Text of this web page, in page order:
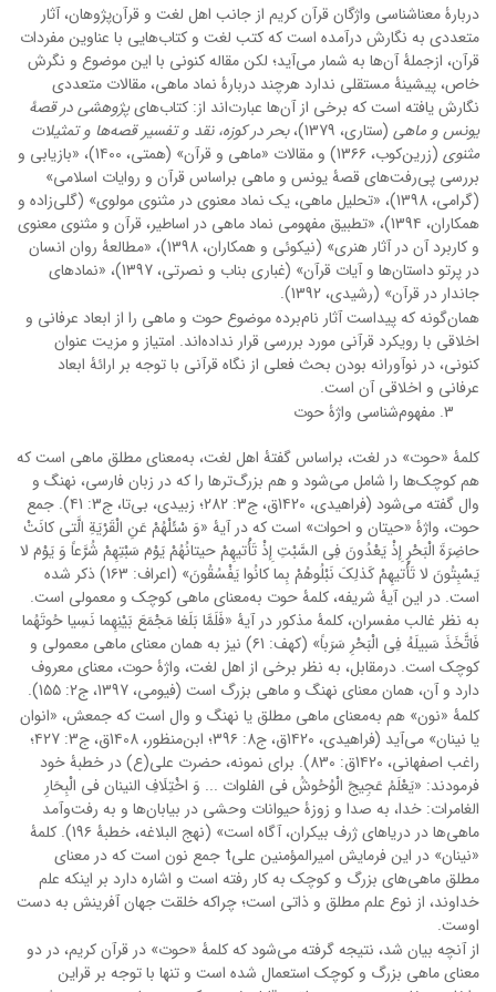
دربارۀ معناشناسی واژگان قرآن کریم از جانب اهل لغت و قرآن‌پژوهان، آثار
متعددی به نگارش درآمده است که کتب لغت و کتاب‌هایی با عناوین مفردات
قرآن، ازجملۀ آن‌ها به شمار می‌آید؛ لکن مقاله کنونی با این موضوع و نگرش
خاص، پیشینۀ مستقلی ندارد هرچند دربارۀ نماد ماهی، مقالات متعددی
نگارش یافته است که برخی از آن‌ها عبارت‌اند از: کتاب‌هایپژوهشی در قصۀ
یونس و ماهی (ستاری، 1379)،
بحر در کوزه، نقد و تفسیر قصه‌ها و تمثیلات
مثنوی
(زرین‌کوب، 13۶۶) و مقالات «ماهی و قرآن» (همتی، 1۴00)، «بازیابی و
بررسی پی‌رفت‌های قصۀ یونس و ماهی براساس قرآن و روایات اسلامی»
(گرامی، 1398)، «تحلیل ماهی، یک نماد معنوی در مثنوی مولوی» (گلی‌زاده و
همکاران، 139۴)، «تطبیق مفهومی نماد ماهی در اساطیر، قرآن و مثنوی معنوی
و کاربرد آن در آثار هنری» (نیکوئی و همکاران، 1398)، «مطالعۀ روان انسان
در پرتو داستان‌ها و آیات قرآن» (غباری بناب و نصرتی، 1397)، «نمادهای
جاندار در قرآن» (رشیدی، 1392).
همان‌گونه که پیداست آثار نام‌برده موضوع حوت و ماهی را از ابعاد عرفانی و
اخلاقی با رویکرد قرآنی مورد بررسی قرار نداده‌اند. امتیاز و مزیت عنوان
کنونی، در نوآورانه بودن بحث فعلی از نگاه قرآنی با توجه بر ارائۀ ابعاد
عرفانی و اخلاقی آن است.
مفهوم‌شناسی واژۀ حوت
کلمۀ «حوت» در لغت، براساس گفتۀ اهل لغت، به‌معنای مطلق ماهی است که
هم کوچک‌ها را شامل می‌شود و هم بزرگ‌ترها را که در زبان فارسی، نهنگ و
وال گفته می‌شود (فراهیدی، 1۴20ق، ج3: 282؛ زبیدی، بی‌تا، ج3: ۴1). جمع
حوت، واژۀ «حیتان و احوات» است که در آیۀ «وَ سْئَلْهُمْ عَنِ الْقَرْیَةِ الَّتی‏ کانَتْ
حاضِرَةَ الْبَحْرِ إِذْ یَعْدُونَ فِی السَّبْتِ إِذْ تَأْتیهِمْ حیتانُهُمْ یَوْمَ سَبْتِهِمْ شُرَّعاً وَ یَوْمَ لا
یَسْبِتُونَ لا تَأْتیهِمْ کَذلِکَ نَبْلُوهُمْ بِما کانُوا یَفْسُقُونَ» (اعراف: 1۶3) ذکر شده
است. در این آیۀ شریفه، کلمۀ حوت به‌معنای ماهی کوچک و معمولی است.
به نظر غالب مفسران، کلمۀ مذکور در آیۀ «فَلَمَّا بَلَغا مَجْمَعَ بَیْنِهِما نَسِیا حُوتَهُما
فَاتَّخَذَ سَبیلَهُ فِی الْبَحْرِ سَرَباً» (کهف: ۶1) نیز به همان معنای ماهی معمولی و
کوچک است. درمقابل، به نظر برخی از اهل لغت، واژۀ حوت، معنای معروف
دارد و آن، همان معنای نهنگ و ماهی بزرگ است (فیومی، 1397، ج2: 1۵۵).
کلمۀ «نون» هم به‌معنای ماهی مطلق یا نهنگ و وال است که جمعش، «انوان
یا نینان» می‌آید (فراهیدی، 1۴20ق، ج8: 39۶؛ ابن‌منظور، 1۴08ق، ج3: ۴27؛
راغب اصفهانی، 1۴20ق: 830). برای نمونه، حضرت علی(ع) در خطبۀ خود
فرمودند: «یَعْلَمُ عَجِیجَ الْوُحُوشُ فى الفلوات ... وَ اخْتِلَافِ النینان فى الْبِحَارِ
الغامرات: خدا، به صدا و زوزۀ حیوانات وحشى در بیابان‌ها و به رفت‌وآمد
ماهی‌ها در دریاهاى ژرف بیکران، آگاه است» (نهج البلاغه، خطبۀ 19۶). کلمۀ
«نینان» در این فرمایش امیرالمؤمنین علیt جمع نون است که در معنای
مطلق ماهی‌های بزرگ و کوچک به کار رفته است و اشاره دارد بر اینکه علم
خداوند، از نوع علم مطلق و ذاتی است؛ چراکه خلقت جهان آفرینش به دست
اوست.
از آنچه بیان شد، نتیجه گرفته می‌شود که کلمۀ «حوت» در قرآن کریم، در دو
معنای ماهی بزرگ و کوچک استعمال شده است و تنها با توجه بر قراین